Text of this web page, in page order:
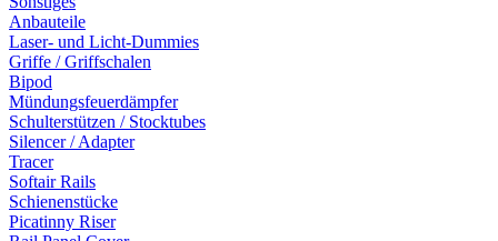
Anbauteile
Laser- und Licht-Dummies
Griffe / Griffschalen
Bipod
Mündungsfeuerdämpfer
Schulterstützen / Stocktubes
Silencer / Adapter
Tracer
Softair Rails
Schienenstücke
Picatinny Riser